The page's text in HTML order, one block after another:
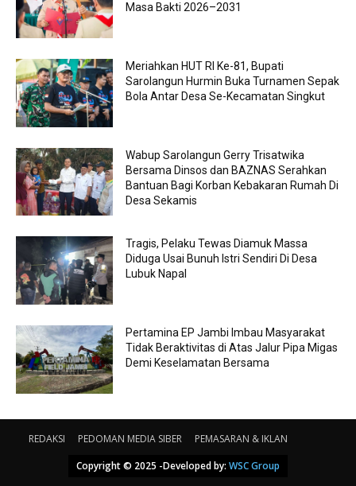
Masa Bakti 2026–2031
Meriahkan HUT RI Ke-81, Bupati
Sarolangun Hurmin Buka Turnamen Sepak
Bola Antar Desa Se-Kecamatan Singkut
Wabup Sarolangun Gerry Trisatwika
Bersama Dinsos dan BAZNAS Serahkan
Bantuan Bagi Korban Kebakaran Rumah Di
Desa Sekamis
Tragis, Pelaku Tewas Diamuk Massa
Diduga Usai Bunuh Istri Sendiri Di Desa
Lubuk Napal
Pertamina EP Jambi Imbau Masyarakat
Tidak Beraktivitas di Atas Jalur Pipa Migas
Demi Keselamatan Bersama
REDAKSI PEDOMAN MEDIA SIBER
PEMASARAN & IKLAN
Copyright © 2025 -Developed by: WSC Group